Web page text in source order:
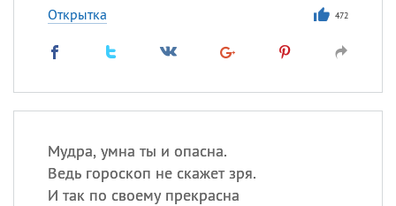
Открытка 472
Мудра, умна ты и опасна.
Ведь гороскоп не скажет зря.
И так по своему прекрасна